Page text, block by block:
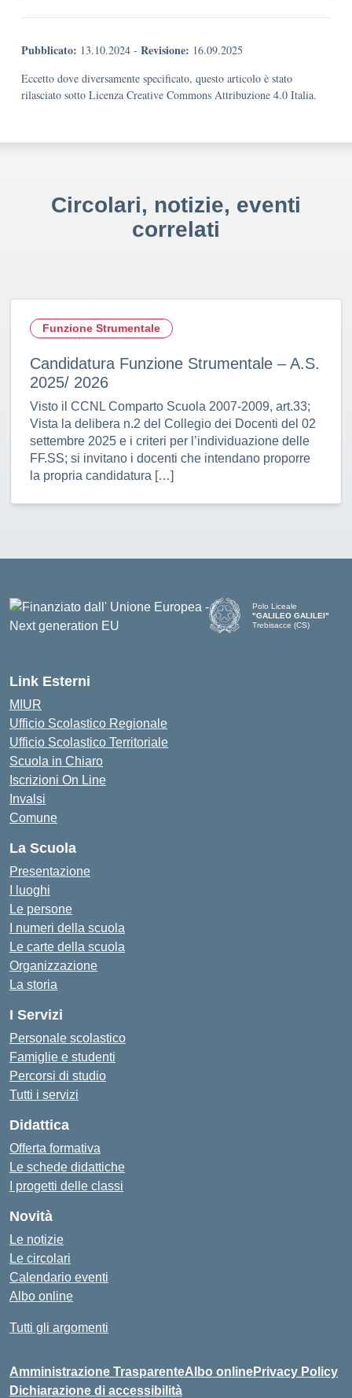
Pubblicato: 13.10.2024 - Revisione: 16.09.2025
Eccetto dove diversamente specificato, questo articolo è stato
rilasciato sotto Licenza Creative Commons Attribuzione 4.0 Italia.
Circolari, notizie, eventi
correlati
Funzione Strumentale
Candidatura Funzione Strumentale – A.S.
2025/ 2026
Visto il CCNL Comparto Scuola 2007-2009, art.33;
Vista la delibera n.2 del Collegio dei Docenti del 02
settembre 2025 e i criteri per l’individuazione delle
FF.SS; si invitano i docenti che intendano proporre
la propria candidatura […]
Polo Liceale
"GALILEO GALILEI"
Trebisacce (CS)
Link Esterni
MIUR
Ufficio Scolastico Regionale
Ufficio Scolastico Territoriale
Scuola in Chiaro
Iscrizioni On Line
Invalsi
Comune
La Scuola
Presentazione
I luoghi
Le persone
I numeri della scuola
Le carte della scuola
Organizzazione
La storia
I Servizi
Personale scolastico
Famiglie e studenti
Percorsi di studio
Tutti i servizi
Didattica
Offerta formativa
Le schede didattiche
I progetti delle classi
Novità
Le notizie
Le circolari
Calendario eventi
Albo online
Tutti gli argomenti
Amministrazione TrasparenteAlbo onlinePrivacy Policy
Dichiarazione di accessibilità